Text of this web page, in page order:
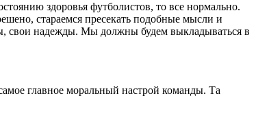
здоровья футболистов, то все нормально.
стараемся пресекать подобные мысли и
свои надежды. Мы должны будем выкладываться в
главное моральный настрой команды. Та